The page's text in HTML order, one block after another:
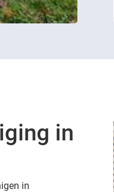
in
in